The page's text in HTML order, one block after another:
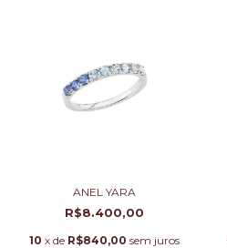
ANEL YARA
R$8.400,00
10 x de R$840,00 sem juros